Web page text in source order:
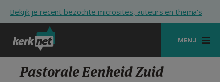
Bekijk je recent bezochte microsites, auteurs en thema's
MENU
STARTPAGINA
Pastorale Eenheid Zuid